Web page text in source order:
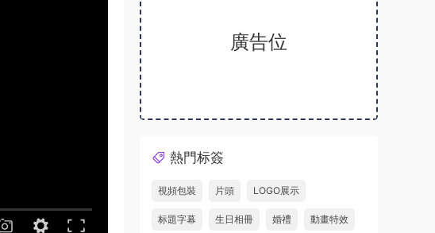
廣告位
熱門标簽
視頻包裝 片頭 LOGO展示
标題字幕 生日相冊 婚禮 動畫特效